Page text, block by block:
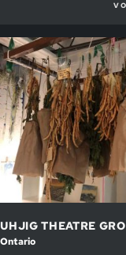
THEATRE